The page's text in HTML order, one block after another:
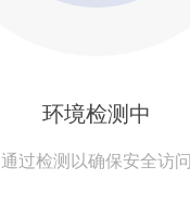
环境检测中
通过检测以确保安全访问